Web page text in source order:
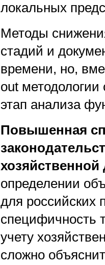
локальных
Методы
стадий и
времени, но,
out
этап анализа
Повышенная
хозяйственной
определении
для российских
специфичность
учету
сложно